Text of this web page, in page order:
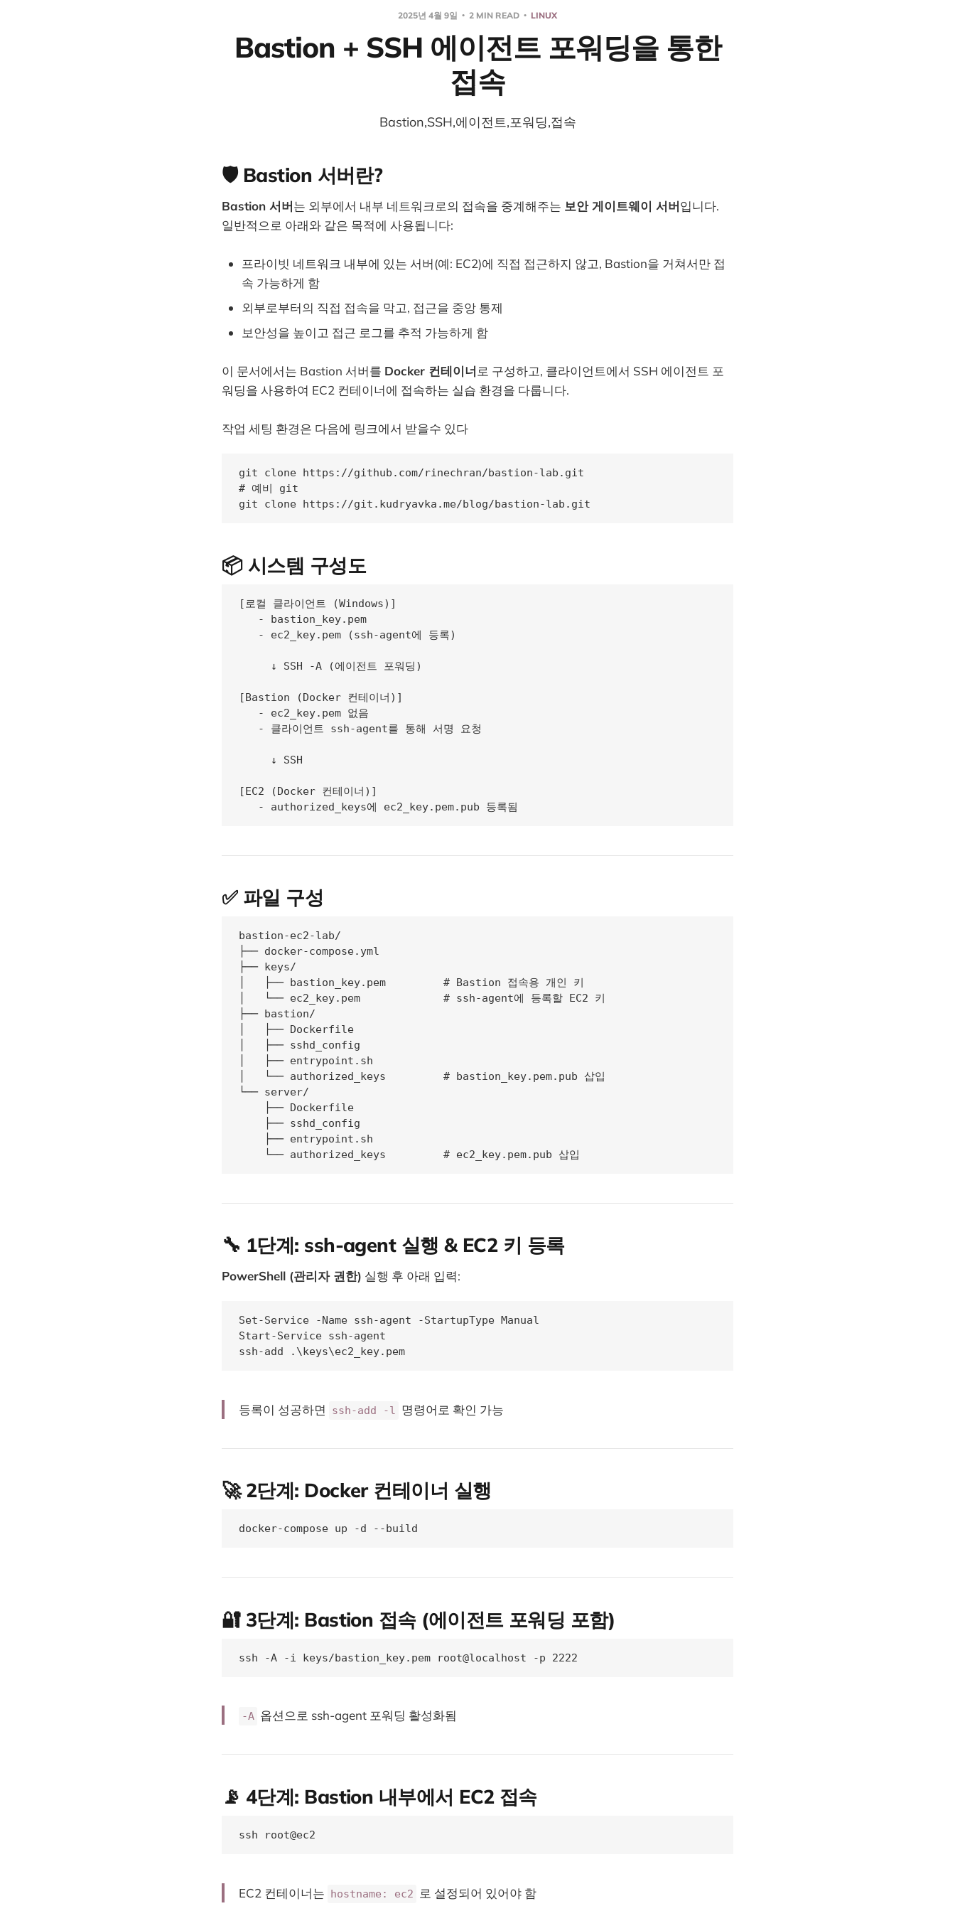
2025년 4월 9일 2 MIN READ LINUX
Bastion + SSH 에이전트 포워딩을 통한
접속
Bastion,SSH,에이전트,포워딩,접속
🛡️ Bastion 서버란?
Bastion 서버는 외부에서 내부 네트워크로의 접속을 중계해주는 보안 게이트웨이 서버입니다.
일반적으로 아래와 같은 목적에 사용됩니다:
프라이빗 네트워크 내부에 있는 서버(예: EC2)에 직접 접근하지 않고, Bastion을 거쳐서만 접
속 가능하게 함
외부로부터의 직접 접속을 막고, 접근을 중앙 통제
보안성을 높이고 접근 로그를 추적 가능하게 함
이 문서에서는 Bastion 서버를 Docker 컨테이너 로 구성하고, 클라이언트에서 SSH 에이전트 포
워딩을 사용하여 EC2 컨테이너에 접속하는 실습 환경을 다룹니다.
작업 세팅 환경은 다음에 링크에서 받을수 있다
git clone https://github.com/rinechran/bastion-lab.git
# 예비 git
git clone https://git.kudryavka.me/blog/bastion-lab.git
📦 시스템 구성도
[로컬 클라이언트 (Windows)]
   - bastion_key.pem
   - ec2_key.pem (ssh-agent에 등록)
     ↓ SSH -A (에이전트 포워딩)
[Bastion (Docker 컨테이너)]
   - ec2_key.pem 없음
   - 클라이언트 ssh-agent를 통해 서명 요청
     ↓ SSH
[EC2 (Docker 컨테이너)]
   - authorized_keys에 ec2_key.pem.pub 등록됨
✅ 파일 구성
bastion-ec2-lab/
├── docker-compose.yml
├── keys/
│   ├── bastion_key.pem         # Bastion 접속용 개인 키
│   └── ec2_key.pem             # ssh-agent에 등록할 EC2 키
├── bastion/
│   ├── Dockerfile
│   ├── sshd_config
│   ├── entrypoint.sh
│   └── authorized_keys         # bastion_key.pem.pub 삽입
└── server/
    ├── Dockerfile
    ├── sshd_config
    ├── entrypoint.sh
    └── authorized_keys         # ec2_key.pem.pub 삽입
🔧 1단계: ssh-agent 실행 & EC2 키 등록
PowerShell (관리자 권한) 실행 후 아래 입력:
Set-Service -Name ssh-agent -StartupType Manual
Start-Service ssh-agent
ssh-add .\keys\ec2_key.pem
등록이 성공하면 ssh-add -l 명령어로 확인 가능
🚀 2단계: Docker 컨테이너 실행
docker-compose up -d --build
🔐 3단계: Bastion 접속 (에이전트 포워딩 포함)
ssh -A -i keys/bastion_key.pem root@localhost -p 2222
-A 옵션으로 ssh-agent 포워딩 활성화됨
📡 4단계: Bastion 내부에서 EC2 접속
ssh root@ec2
EC2 컨테이너는 hostname: ec2 로 설정되어 있어야 함